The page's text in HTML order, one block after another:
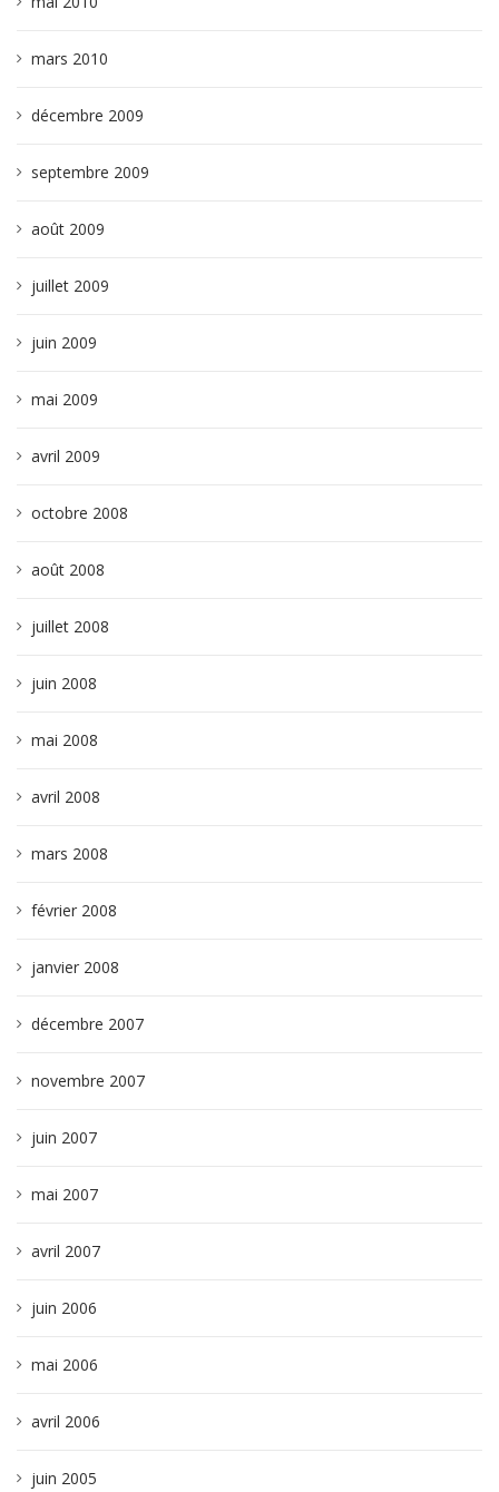
mars 2010
décembre 2009
septembre 2009
août 2009
juillet 2009
juin 2009
mai 2009
avril 2009
octobre 2008
août 2008
juillet 2008
juin 2008
mai 2008
avril 2008
mars 2008
février 2008
janvier 2008
décembre 2007
novembre 2007
juin 2007
mai 2007
avril 2007
juin 2006
mai 2006
avril 2006
juin 2005